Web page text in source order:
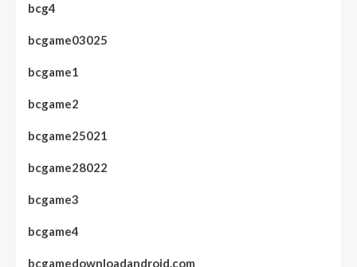
bcg4
bcgame03025
bcgame1
bcgame2
bcgame25021
bcgame28022
bcgame3
bcgame4
bcgamedownloadandroid.com